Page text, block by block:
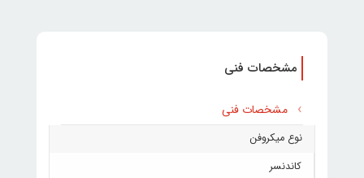
مشخصات فنی
مشخصات فنی
نوع میکروفن
کاندنسر